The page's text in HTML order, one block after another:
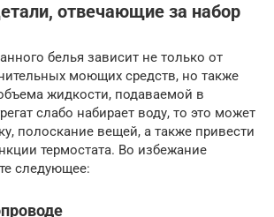
отвечающие за набор
белья зависит не только от
моющих средств, но также
жидкости, подаваемой в
слабо набирает воду, то это может
полоскание вещей, а также привести
термостата. Во избежание
следующее: